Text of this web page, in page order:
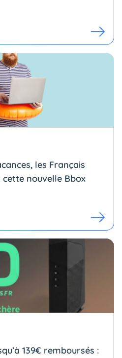
les Français
nouvelle Bbox
139€ remboursés :